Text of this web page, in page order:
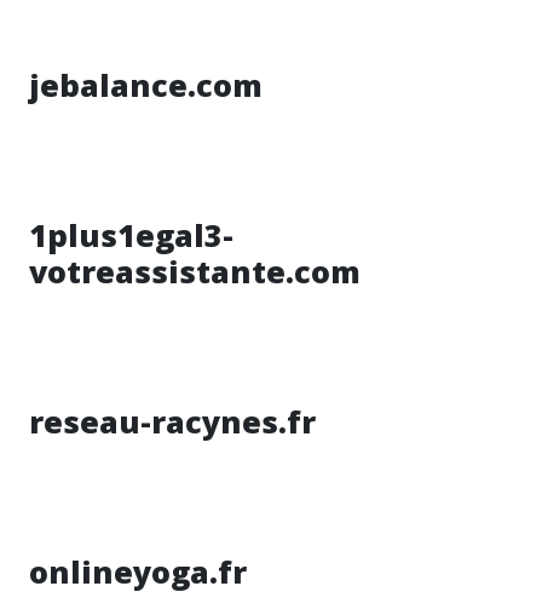
jebalance.com
1plus1egal3-
votreassistante.com
reseau-racynes.fr
onlineyoga.fr